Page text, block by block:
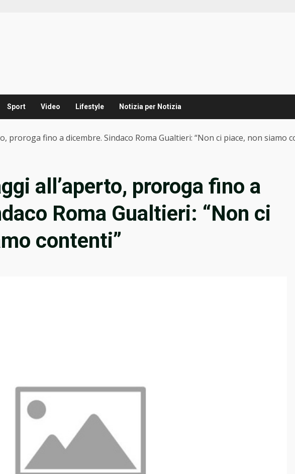
Sport Video Lifestyle Notizia per Notizia
proroga fino a dicembre. Sindaco Roma Gualtieri: “Non ci piace, non siamo
all’aperto, proroga fino a
Roma Gualtieri: “Non ci
contenti”